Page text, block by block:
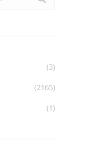
(3)
(2165)
(1)